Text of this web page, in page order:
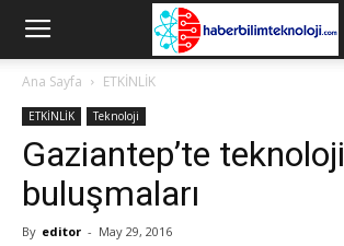
Ana Sayfa ETKİNLİK
ETKİNLİK Teknoloji
Gaziantep’te teknoloji
buluşmaları
By editor - May 29, 2016